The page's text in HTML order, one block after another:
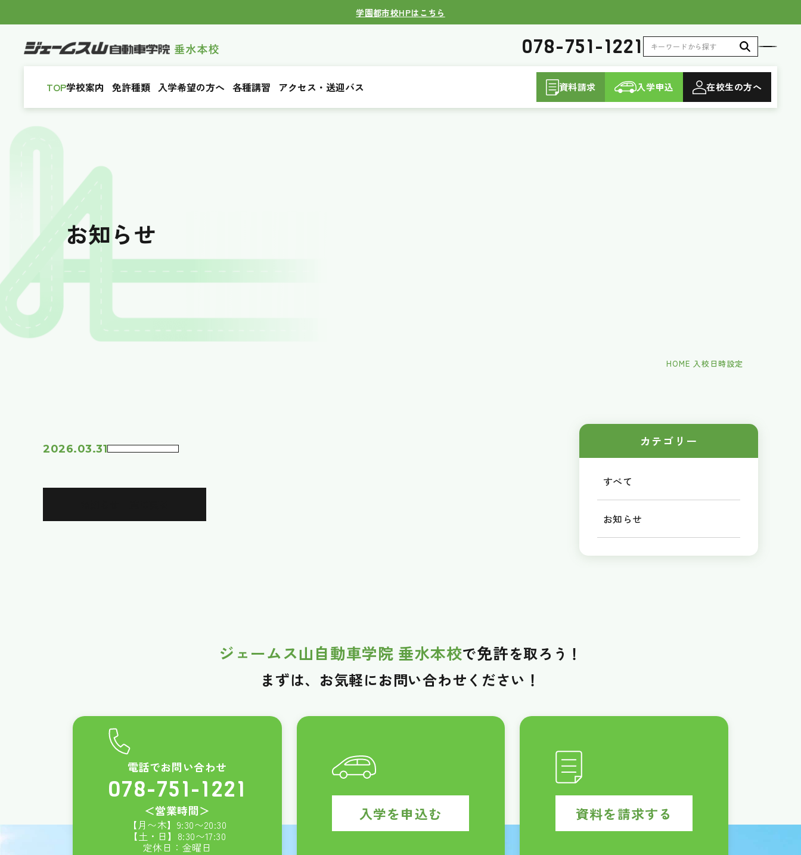
学園都市校HPはこちら
078-751-1221
TOP学校案内 免許種類 入学希望の方へ 各種講習 アクセス・送迎バス 資料請求 入学申込 在校生の方へ
お知らせ
HOME 入校日時設定
2026.03.31
カテゴリー
すべて
お知らせ
ジェームス山自動車学院 垂水本校で免許を取ろう！
まずは、お気軽にお問い合わせください！
電話でお問い合わせ
078-751-1221
＜営業時間＞
【月〜木】 9:30〜20:30
【土・日】 8:30〜17:30
定休日：金曜日
入学を申込む 資料を請求する